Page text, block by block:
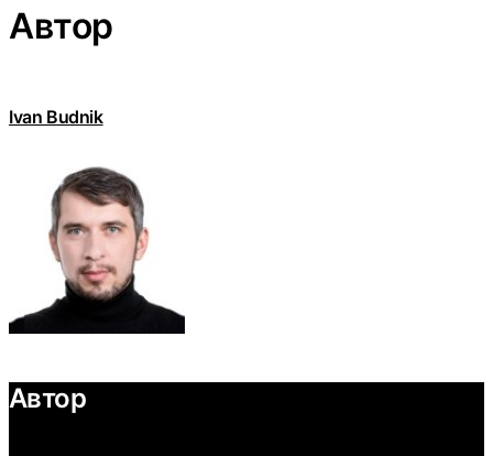
Автор
Ivan Budnik
Автор